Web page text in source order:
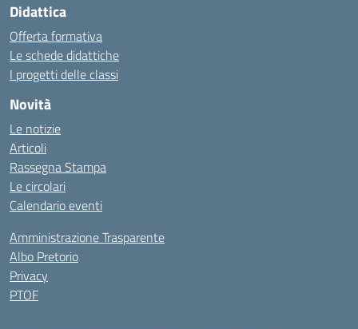
Didattica
Offerta formativa
Le schede didattiche
I progetti delle classi
Novità
Le notizie
Articoli
Rassegna Stampa
Le circolari
Calendario eventi
Amministrazione Trasparente
Albo Pretorio
Privacy
PTOF